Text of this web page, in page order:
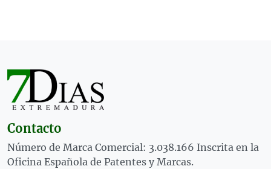
Contacto
Número de Marca Comercial: 3.038.166 Inscrita en la
Oficina Española de Patentes y Marcas.